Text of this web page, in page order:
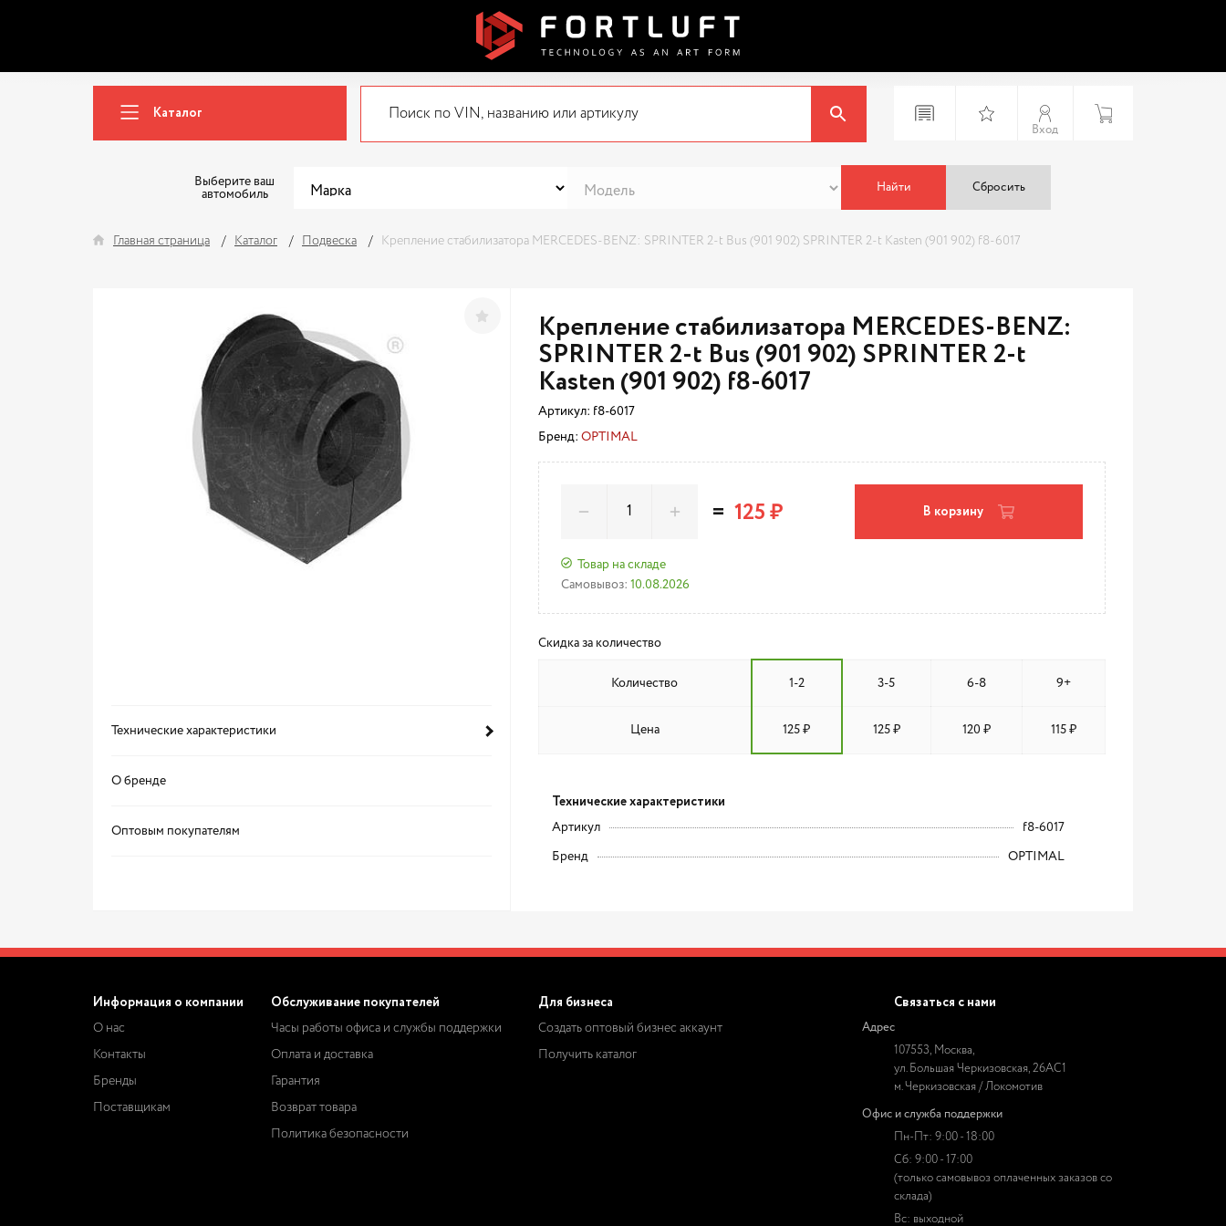
Каталог
Вход
Выберите ваш
автомобиль
Найти Сбросить
Главная страница Каталог Подвеска Крепление стабилизатора MERCEDES-BENZ: SPRINTER 2-t Bus (901 902) SPRINTER 2-t Kasten (901 902) f8-6017
Технические характеристики
О бренде
Оптовым покупателям
Крепление стабилизатора MERCEDES-BENZ:
SPRINTER 2-t Bus (901 902) SPRINTER 2-t
Kasten (901 902) f8-6017
Артикул: f8-6017
Бренд: OPTIMAL
Товар на складе
Самовывоз: 10.08.2026
= 125 ₽ В корзину
Скидка за количество
Количество 1-2 3-5 6-8 9+
Цена 125 ₽ 125 ₽ 120 ₽ 115 ₽
Технические характеристики
Артикул f8-6017
Бренд OPTIMAL
Информация о компании
О нас
Контакты
Бренды
Поставщикам
Обслуживание покупателей
Часы работы офиса и службы поддержки
Оплата и доставка
Гарантия
Возврат товара
Политика безопасности
Для бизнеса
Создать оптовый бизнес аккаунт
Получить каталог
Связаться с нами
Адрес
107553, Москва,
ул. Большая Черкизовская, 26АС1
м. Черкизовская / Локомотив
Офис и служба поддержки
Пн-Пт: 9:00 - 18:00
Сб: 9:00 - 17:00
(только самовывоз оплаченных заказов со
склада)
Вс: выходной